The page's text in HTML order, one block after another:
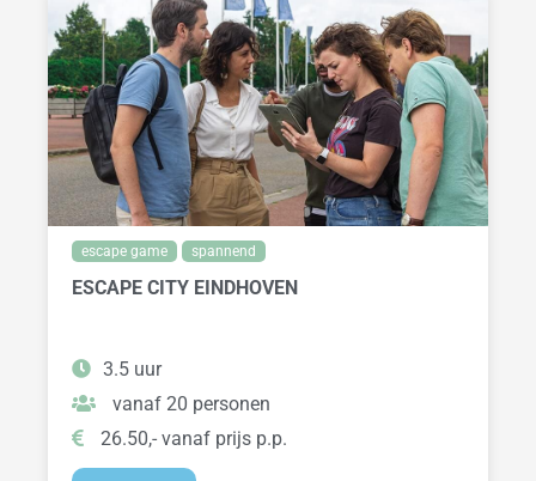
escape game spannend
ESCAPE CITY EINDHOVEN
3.5 uur
vanaf 20 personen
26.50,- vanaf prijs p.p.